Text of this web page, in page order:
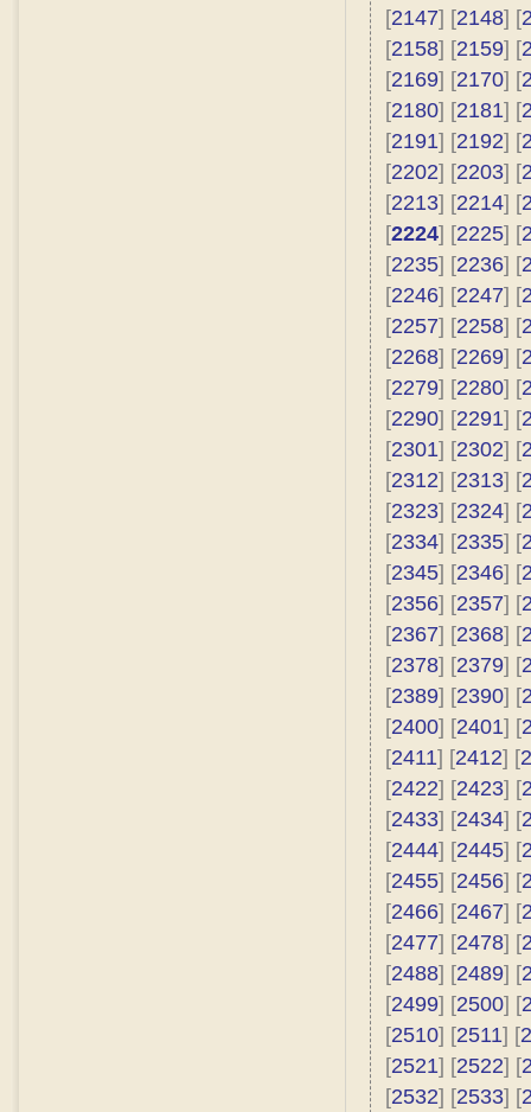
[2147] [2148] [
[2158] [2159] [
[2169] [2170] [
[2180] [2181] [
[2191] [2192] [
[2202] [2203] [
[2213] [2214] [
[2224] [2225] [
[2235] [2236] [
[2246] [2247] [
[2257] [2258] [
[2268] [2269] [
[2279] [2280] [
[2290] [2291] [
[2301] [2302] [
[2312] [2313] [
[2323] [2324] [
[2334] [2335] [
[2345] [2346] [
[2356] [2357] [
[2367] [2368] [
[2378] [2379] [
[2389] [2390] [
[2400] [2401] [
[2411] [2412] [
[2422] [2423] [
[2433] [2434] [
[2444] [2445] [
[2455] [2456] [
[2466] [2467] [
[2477] [2478] [
[2488] [2489] [
[2499] [2500] [
[2510] [2511] [
[2521] [2522] [
[2532] [2533] [